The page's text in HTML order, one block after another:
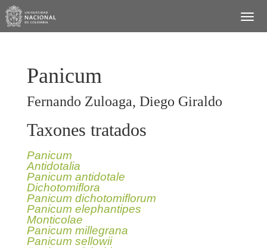
Panicum
Fernando Zuloaga, Diego Giraldo
Taxones tratados
Panicum
Antidotalia
Panicum antidotale
Dichotomiflora
Panicum dichotomiflorum
Panicum elephantipes
Monticolae
Panicum millegrana
Panicum sellowii